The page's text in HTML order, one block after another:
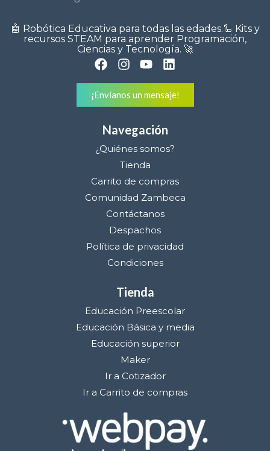
🤖 Robótica Educativa para todas las edades.🦾 Kits y
recursos STEAM para aprender Programación,
Ciencias y Tecnología. 🚀
¡Envíanos un mensaje!
Navegación
¿Quiénes somos?
Tienda
Carrito de compras
Comunidad Zambeca
Contáctanos
Despachos
Política de privacidad
Condiciones
Tienda
Educación Preescolar
Educación Básica y media
Educación superior
Maker
Ir a Cotizador
Ir a Carrito de compras